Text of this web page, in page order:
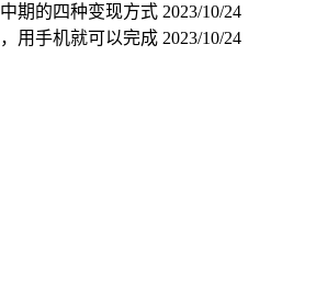
期的四种变现方式 2023/10/24
用手机就可以完成 2023/10/24